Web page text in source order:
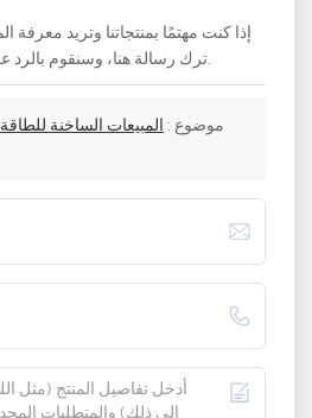
إذا كنت مهتمًا بمنتجاتنا وتريد معرفة
ترك رسالة هنا، وسنقوم بالرد عليك في أقرب وقت ممكن.
موضوع : المبيعات الساخنة